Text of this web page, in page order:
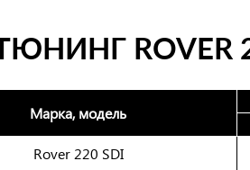
ROVER
Марка, модель
Rover 220 SDI